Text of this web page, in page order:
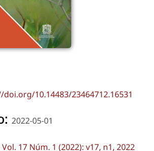
10.14483/23464712.16531
2022-05-01
Vol. 17 Núm. 1 (2022): v17, n1, 2022